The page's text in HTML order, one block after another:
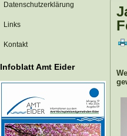
Datenschutzerklärung
Links
Kontakt
Infoblatt Amt Eider